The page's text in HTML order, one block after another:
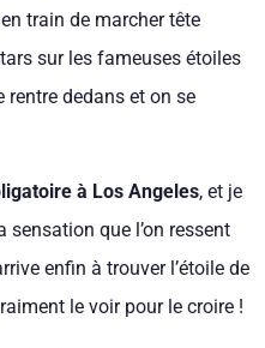
train de marcher tête
sur les fameuses étoiles
rentre dedans et on se
à Los Angeles, et je
sensation que l’on ressent
enfin à trouver l’étoile de
le voir pour le croire !